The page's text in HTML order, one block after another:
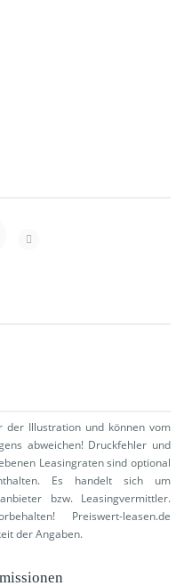
der Illustration und können vom
abweichen! Druckfehler und
Leasingraten sind optional
Es handelt sich um
bzw. Leasingvermittler.
Preiswert-leasen.de
der Angaben.